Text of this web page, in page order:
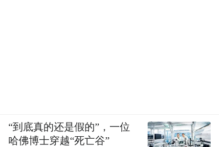
“到底真的还是假的”，一位
哈佛博士穿越“死亡谷”